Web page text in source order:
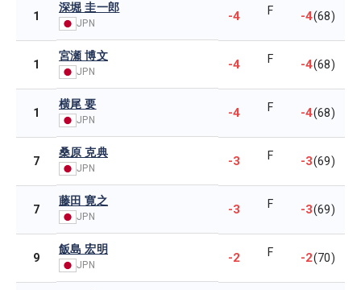
1
深堀 圭一郎
JPN -4 F -4(68)
1
宮瀬 博文
JPN -4 F -4(68)
1
横尾 要
JPN -4 F -4(68)
7
桑原 克典
JPN -3 F -3(69)
7
藤田 寛之
JPN -3 F -3(69)
9
飯島 宏明
JPN -2 F -2(70)